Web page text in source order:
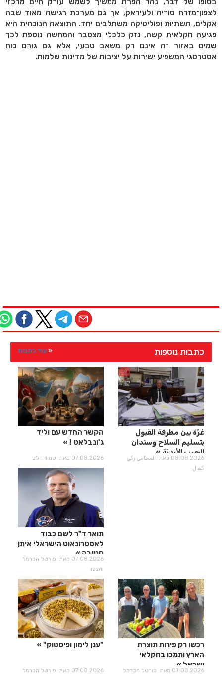
לצפון־מזרח סוריה ולעיראק, אך גם מערכת רגישה מאוד שבה
אקלים, תשתיות ופוליטיקה משתלבים יחד. התוצאה הנוכחית היא
פגיעה חקלאית קשה, נזק כלכלי מצטבר והמחשה נוספת לכך
שמים באזור זה אינם רק משאב טבעי, אלא גם גורם כוח
אסטרטגי המשפיע ישירות על יציבות של מדינות שלמות.
כתבות נוספות עוד כתבות
غزّة بين مطرقة القبول
بتسليم السلاح وسندان
الحرب الأبديّة
08.08.2026 מאת: المحامي زكي
كمال
הקשר החדש עם וליד
ג'ונבלאט !
07.08.2026 מאת: סמיר חלבי
תואר ד"ר לשם כבוד
לאסטרונאוט הישראלי איתן
סטיבה
07.08.2026 מאת: פורטל הכרמל
והצפון
רכשו רק פירות תוצרת
הארץ ותמכו בחקלאי
ישראל
07.08.2026 מאת: פורטל הכרמל
"ענן לימון ופיסטוק"
07.08.2026 מאת: פורטל הכרמל